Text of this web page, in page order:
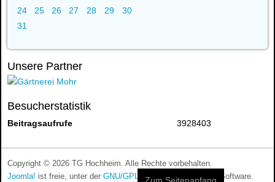
24
25 26 27 28 29
30
31
Unsere Partner
Besucherstatistik
Beitragsaufrufe 3928403
Copyright © 2026 TG Hochheim. Alle Rechte vorbehalten.
Joomla! ist freie, unter der GNU/GPL-Lizenz veröffentlichte Software.